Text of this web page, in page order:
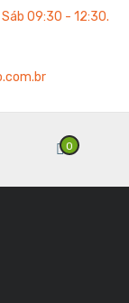
09:30 - 12:30.
0